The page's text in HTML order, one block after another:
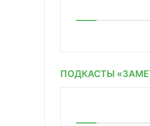
ПОДКАСТЫ